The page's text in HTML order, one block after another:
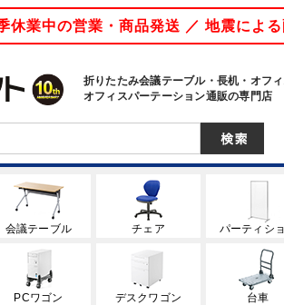
業中の営業・商品発送 ／ 地震によ
折りたたみ会議テーブル・長机・オフィ
オフィスパーテーション通販の専門店
会議テーブル チェア パーティシ
PCワゴン デスクワゴン 台車